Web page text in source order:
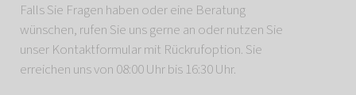
Falls Sie Fragen haben oder eine Beratung
wünschen, rufen Sie uns gerne an oder nutzen Sie
unser Kontaktformular mit Rückrufoption. Sie
erreichen uns von 08:00 Uhr bis 16:30 Uhr.